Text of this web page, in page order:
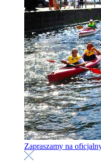
Zapraszamy na